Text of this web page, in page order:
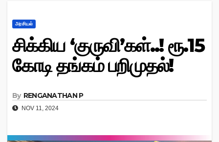
அரசியல்
சிக்கிய ‘குருவி’கள்..! ரூ.15
கோடி தங்கம் பறிமுதல்!
By RENGANATHAN P
NOV 11, 2024